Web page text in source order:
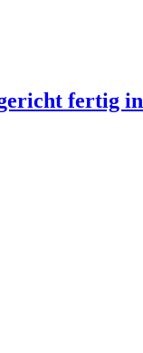
fertig